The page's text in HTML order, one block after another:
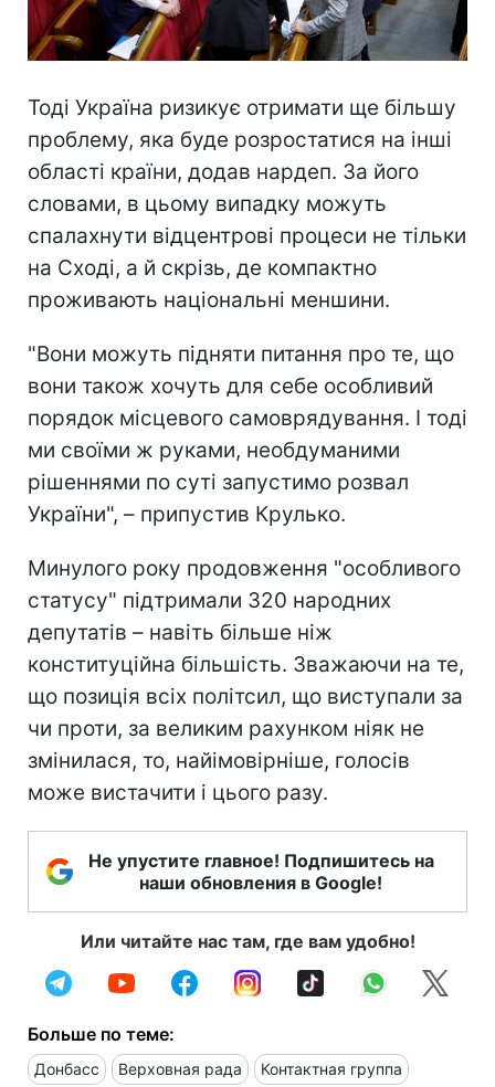
Тоді Україна ризикує отримати ще більшу
проблему, яка буде розростатися на інші
області країни, додав нардеп. За його
словами, в цьому випадку можуть
спалахнути відцентрові процеси не тільки
на Сході, а й скрізь, де компактно
проживають національні меншини.
"Вони можуть підняти питання про те, що
вони також хочуть для себе особливий
порядок місцевого самоврядування. І тоді
ми своїми ж руками, необдуманими
рішеннями по суті запустимо розвал
України", – припустив Крулько.
Минулого року продовження "особливого
статусу" підтримали 320 народних
депутатів – навіть більше ніж
конституційна більшість. Зважаючи на те,
що позиція всіх політсил, що виступали за
чи проти, за великим рахунком ніяк не
змінилася, то, найімовірніше, голосів
може вистачити і цього разу.
Не упустите главное! Подпишитесь на
наши обновления в Google!
Или читайте нас там, где вам удобно!
Больше по теме:
Донбасс Верховная рада Контактная группа